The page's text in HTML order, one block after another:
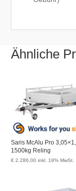
Ähnliche
Saris McAlu Pro
1500kg Reling
€ 2.286,00 inkl. 19% MwSt.